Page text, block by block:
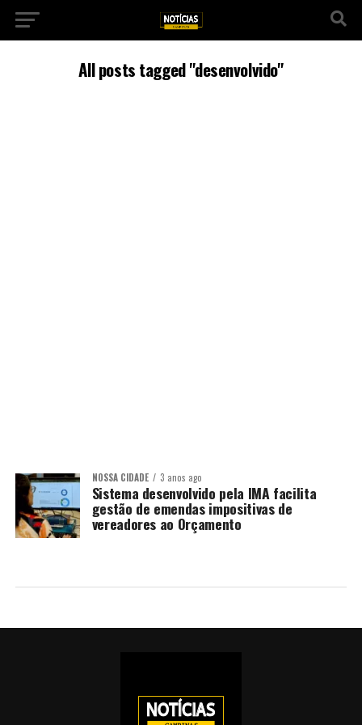
All posts tagged "desenvolvido"
NOSSA CIDADE 3 anos ago
Sistema desenvolvido pela IMA facilita
gestão de emendas impositivas de
vereadores ao Orçamento